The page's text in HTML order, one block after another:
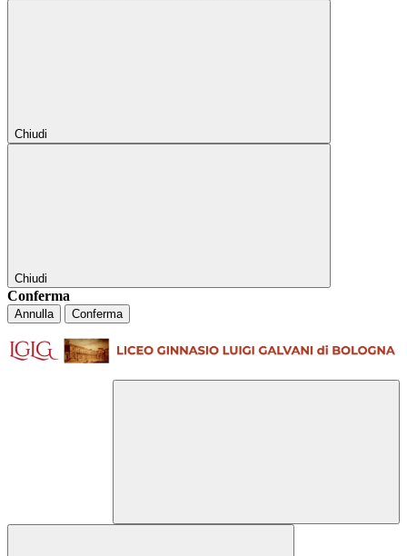
Chiudi
Chiudi
Conferma
Annulla Conferma